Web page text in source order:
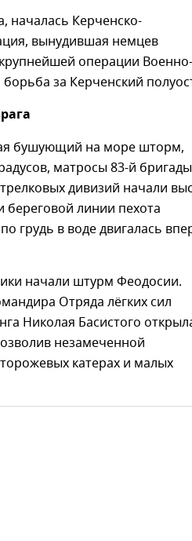
началась Керченско-
вынудившая немцев
операции Военно-
за Керченский
бушующий на море шторм,
матросы 83-й бригады
дивизий начали
береговой линии пехота
грудь в воде двигалась
начали штурм Феодосии.
Отряда лёгких сил
Николая Басистого
незамеченной
катерах и малых